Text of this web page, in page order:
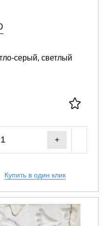
серый, светлый
+
Купить в один клик